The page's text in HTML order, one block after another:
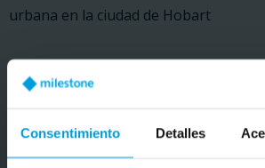
Consentimiento Detalles
urbana en la ciudad de Hobart